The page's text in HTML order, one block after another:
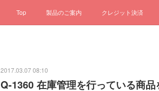
Top 製品のご案内 クレジット決済
2017.03.07 08:10
Q-1360 在庫管理を行っている商